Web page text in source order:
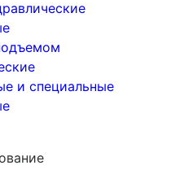
и специальные